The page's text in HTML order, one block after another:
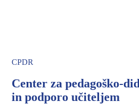
CPDR
Center za pedagoško-
in podporo učiteljem